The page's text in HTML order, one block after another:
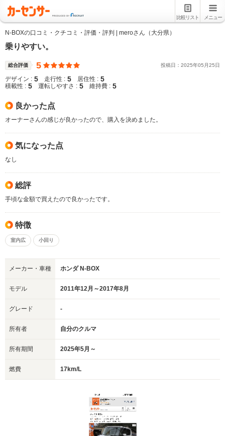
比較リスト メニュー
N-BOXの口コミ・クチコミ・評価・評判 | meroさん（大分県）
乗りやすい。
総合評価 5 投稿日： 2025年05 月25日
デザイン : 5 走行性 : 5 居住性 : 5
積載性 : 5 運転しやすさ : 5 維持費 : 5
良かった点
オーナーさんの感じが良かったので、購入を決めました。
気になった点
なし
総評
手頃な金額で買えたので良かったです。
特徴
室内広 小回り
メーカー・車種 ホンダ N-BOX
モデル 2011年12月～2017年8月
グレード -
所有者 自分のクルマ
所有期間 2025年5月～
燃費 17km/L